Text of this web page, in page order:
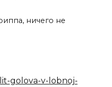
ничего не